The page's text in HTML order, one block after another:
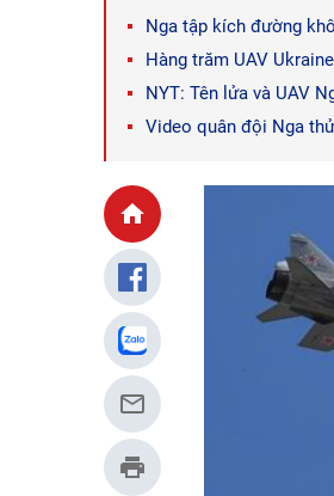
Nga tập kích đường
Hàng trăm UAV
NYT: Tên lửa và UAV
Video quân đội Nga